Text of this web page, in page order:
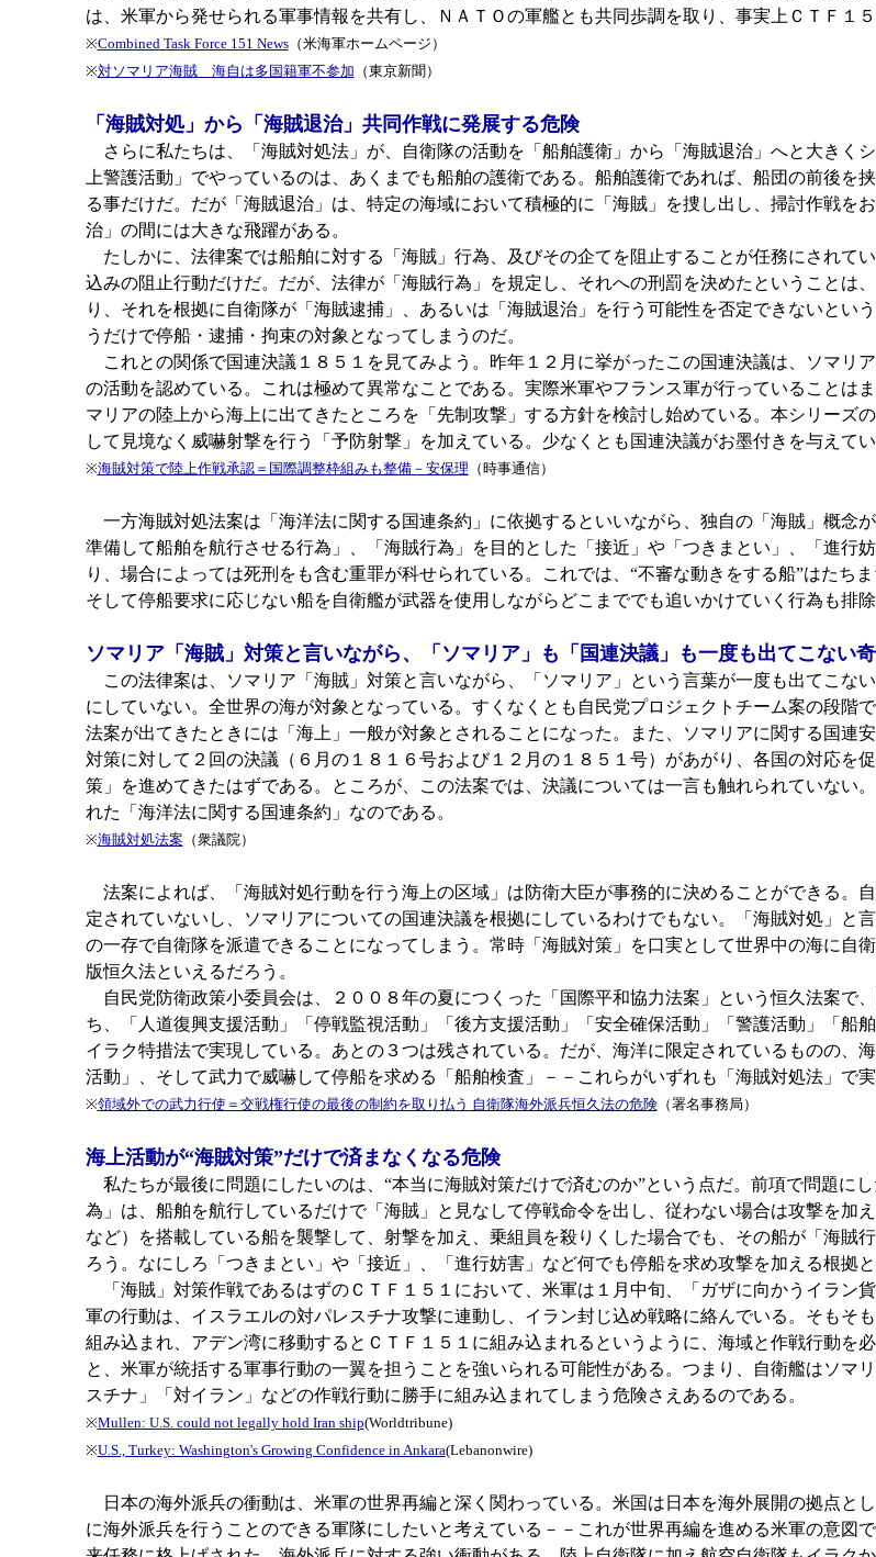
は、米軍から発せられる軍事情報を共有し、ＮＡＴＯの軍艦とも共同歩調を取り、事実上ＣＴＦ１
※Combined Task Force 151 News（米海軍ホームページ）
※対ソマリア海賊 海自は多国籍軍不参加 （東京新聞）
「海賊対処」から「海賊退治」共同作戦に発展する危険
さらに私たちは、「海賊対処法」が、自衛隊の活動を「船舶護衛」から「海賊退治」へと大きく
上警護活動」でやっているのは、あくまでも船舶の護衛である。船舶護衛であれば、船団の前後
る事だけだ。だが「海賊退治」は、特定の海域において積極的に「海賊」を捜し出し、掃討作戦を
治」の間には大きな飛躍がある。
たしかに、法律案では船舶に対する「海賊」行為、及びその企てを阻止することが任務にされて
込みの阻止行動だけだ。だが、法律が「海賊行為」を規定し、それへの刑罰を決めたということは
り、それを根拠に自衛隊が「海賊逮捕」、あるいは「海賊退治」を行う可能性を否定できないとい
うだけで停船・逮捕・拘束の対象となってしまうのだ。
これとの関係で国連決議１８５１を見てみよう。昨年１２月に挙がったこの国連決議は、ソマリ
の活動を認めている。これは極めて異常なことである。実際米軍やフランス軍が行っていることは
マリアの陸上から海上に出てきたところを「先制攻撃」する方針を検討し始めている。本シリーズ
して見境なく威嚇射撃を行う「予防射撃」を加えている。少なくとも国連決議がお墨付きを与えてい
※海賊対策で陸上作戦承認＝国際調整枠組みも整備－安保理 （時事通信）
一方海賊対処法案は「海洋法に関する国連条約」に依拠するといいながら、独自の「海賊」概念
準備して船舶を航行させる行為」、「海賊行為」を目的とした「接近」や「つきまとい」、「進行
り、場合によっては死刑をも含む重罪が科せられている。これでは、“不審な動きをする船”はたち
そして停船要求に応じない船を自衛艦が武器を使用しながらどこまででも追いかけていく行為も排除
ソマリア「海賊」対策と言いながら、「ソマリア」も「国連決議」も一度も出てこない
この法律案は、ソマリア「海賊」対策と言いながら、「ソマリア」という言葉が一度も出てこな
にしていない。全世界の海が対象となっている。すくなくとも自民党プロジェクトチーム案の段階
法案が出てきたときには「海上」一般が対象とされることになった。また、ソマリアに関する国連
対策に対して２回の決議（６月の１８１６号および１２月の１８５１号）があがり、各国の対応を
策」を進めてきたはずである。ところが、この法案では、決議については一言も触れられていない
れた「海洋法に関する国連条約」なのである。
※海賊対処法案（衆議院）
法案によれば、「海賊対処行動を行う海上の区域」は防衛大臣が事務的に決めることができる。
定されていないし、ソマリアについての国連決議を根拠にしているわけでもない。「海賊対処」と
の一存で自衛隊を派遣できることになってしまう。常時「海賊対策」を口実として世界中の海に自
版恒久法といえるだろう。
自民党防衛政策小委員会は、２００８年の夏につくった「国際平和協力法案」という恒久法案で
ち、「人道復興支援活動」「停戦監視活動」「後方支援活動」「安全確保活動」「警護活動」「船
イラク特措法で実現している。あとの３つは残されている。だが、海洋に限定されているものの、
活動」、そして武力で威嚇して停船を求める「船舶検査」－－これらがいずれも「海賊対処法」で
※領域外での武力行使＝交戦権行使の最後の制約を取り払う 自衛隊海外派兵恒久法の危険（署名事務局）
海上活動が“海賊対策”だけで済まなくなる危険
私たちが最後に問題にしたいのは、“本当に海賊対策だけで済むのか”という点だ。前項で問題に
為」は、船舶を航行しているだけで「海賊」と見なして停戦命令を出し、従わない場合は攻撃を加
など）を搭載している船を襲撃して、射撃を加え、乗組員を殺りくした場合でも、その船が「海賊
ろう。なにしろ「つきまとい」や「接近」、「進行妨害」など何でも停船を求め攻撃を加える根拠
「海賊」対策作戦であるはずのＣＴＦ１５１において、米軍は１月中旬、「ガザに向かうイラン
軍の行動は、イスラエルの対パレスチナ攻撃に連動し、イラン封じ込め戦略に絡んでいる。そもそ
組み込まれ、アデン湾に移動するとＣＴＦ１５１に組み込まれるというように、海域と作戦行動を
と、米軍が統括する軍事行動の一翼を担うことを強いられる可能性がある。つまり、自衛艦はソマ
スチナ」「対イラン」などの作戦行動に勝手に組み込まれてしまう危険さえあるのである。
※Mullen: U.S. could not legally hold Iran ship(Worldtribune)
※U.S., Turkey: Washington's Growing Confidence in Ankara(Lebanonwire)
日本の海外派兵の衝動は、米軍の世界再編と深く関わっている。米国は日本を海外展開の拠点と
に海外派兵を行うことのできる軍隊にしたいと考えている－－これが世界再編を進める米軍の意図